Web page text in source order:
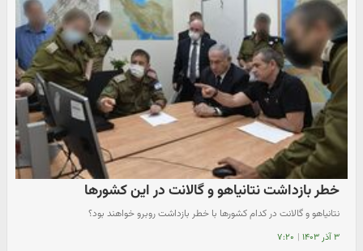
خطر بازداشت نتانیاهو و گالانت در این کشورها
نتانیاهو و گالانت در کدام کشورها با خطر بازداشت روبرو خواهند بود؟
۳ آذر ۱۴۰۳ | ۷:۲۰